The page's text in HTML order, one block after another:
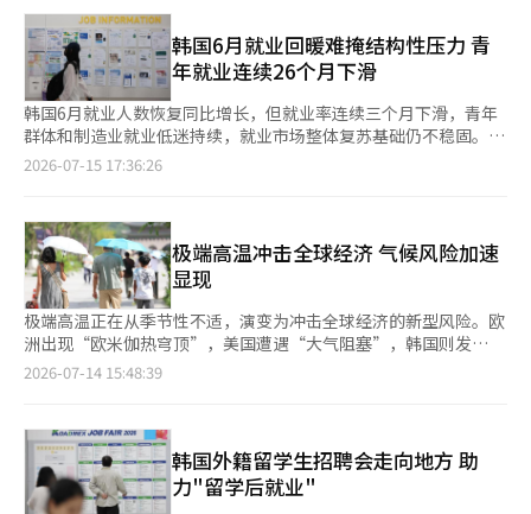
向”“修改《民法》推动动物非物化的必要性”“执行查封过程中
宠物的法律处理”等议题进行了主题发言和专家讨论。 首尔大学
法学院教授李继正（音）在会上表示，科学研究已证实，动物具
韩国6月就业回暖难掩结构性压力 青
年就业连续26个月下滑
韩国6月就业人数恢复同比增长，但就业率连续三个月下滑，青年
群体和制造业就业低迷持续，就业市场整体复苏基础仍不稳固。
韩国国家数据处15日发布的《6月就业动向》显示，6月韩国15岁
百分点，连续三个月下滑；劳动参与率也同比下降0.2个百分点至
65.2%。 从行业来看，制造业就业人数同比减少9.7万人，连续24
个月下降，不过降幅较5月有所收窄；建筑业就业人数减少6.7万
人，连续26个月下降；批发零售业就业人数
2026-07-15 17:36:26
极端高温冲击全球经济 气候风险加速
显现
极端高温正在从季节性不适，演变为冲击全球经济的新型风险。欧
洲出现“欧米伽热穹顶”，美国遭遇“大气阻塞”，韩国则发
布“极端高温预警”。不同于以往的极端热浪正在多地持续，从消
贸易信用保险及经济风险分析机构安联贸易的报告称，法国、西班
牙和意大利等国可能遭受较为严重的经济损失。安联贸易在分析各
国最炎热的5个年份后预计，受劳动生产率下降和制冷需求增加等
因素影响
2026-07-14 15:48:39
韩国外籍留学生招聘会走向地方 助
力"留学后就业"